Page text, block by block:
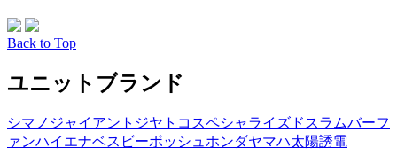
Back to Top
ユニットブランド
シマノ ジャイアント ジヤトコ スペシャライズドスラムバーフ
ァンハイエナベスビーボッシュホンダヤマハ太陽誘電